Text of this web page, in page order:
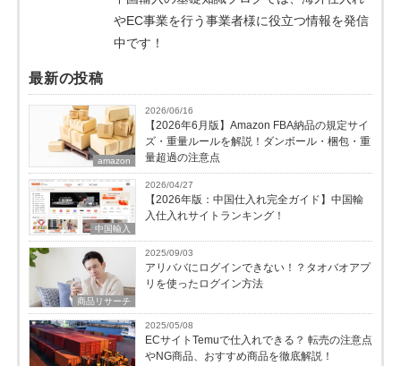
やEC事業を行う事業者様に役立つ情報を発信
中です！
最新の投稿
amazon
2026/06/16
【2026年6月版】Amazon FBA納品の規定サイ
ズ・重量ルールを解説！ダンボール・梱包・重
量超過の注意点
中国輸入
2026/04/27
【2026年版：中国仕入れ完全ガイド】中国輸
入仕入れサイトランキング！
商品リサーチ
2025/09/03
アリババにログインできない！？タオバオアプ
リを使ったログイン方法
2025/05/08
ECサイトTemuで仕入れできる？ 転売の注意点
やNG商品、おすすめ商品を徹底解説！